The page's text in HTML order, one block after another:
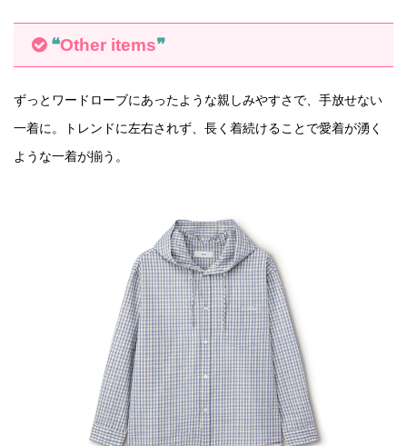
❝Other items❞
ずっとワードローブにあったような親しみやすさで、手放せない
一着に。トレンドに左右されず、長く着続けることで愛着が湧く
ような一着が揃う。